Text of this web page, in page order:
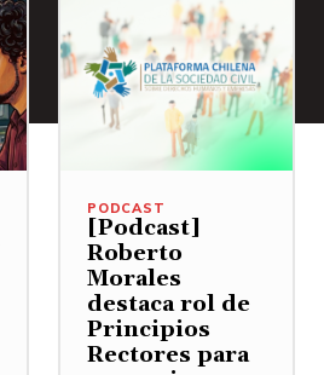
PODCAST
[Podcast]
Roberto
Morales
destaca rol de
Principios
Rectores para